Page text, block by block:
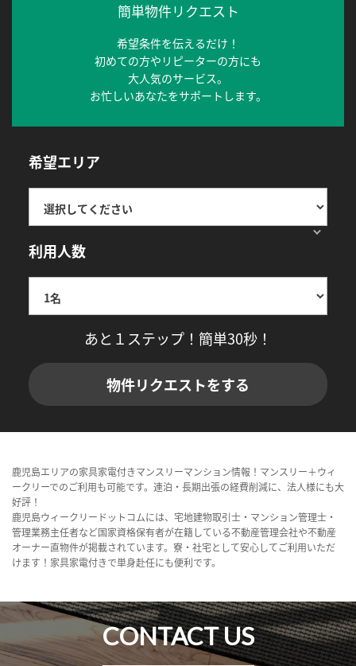
簡単物件リクエスト
希望条件を伝えるだけ！
初めての方やリピーターの方にも
大人気のサービス。
お忙しいあなたをサポートします。
希望エリア
利用人数
あと１ステップ！簡単30秒！
物件リクエストをする
鹿児島エリアの家具家電付きマンスリーマンション情報！マンスリー＋ウィ
ークリーでのご利用も可能です。連泊・長期出張の経費削減に、法人様にも大
好評！
鹿児島ウィークリードットコムには、宅地建物取引士・マンション管理士・
管理業務主任者など国家資格保有者が在籍している不動産管理会社や不動産
オーナー直物件が掲載されています。寮・社宅として安心してご利用いただ
けます！家具家電付きで単身赴任にも便利です。
CONTACT US